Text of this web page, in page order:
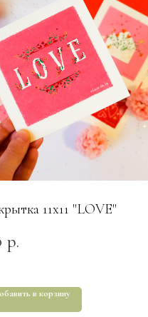
11х11 "LOVE"
р.
в корзину